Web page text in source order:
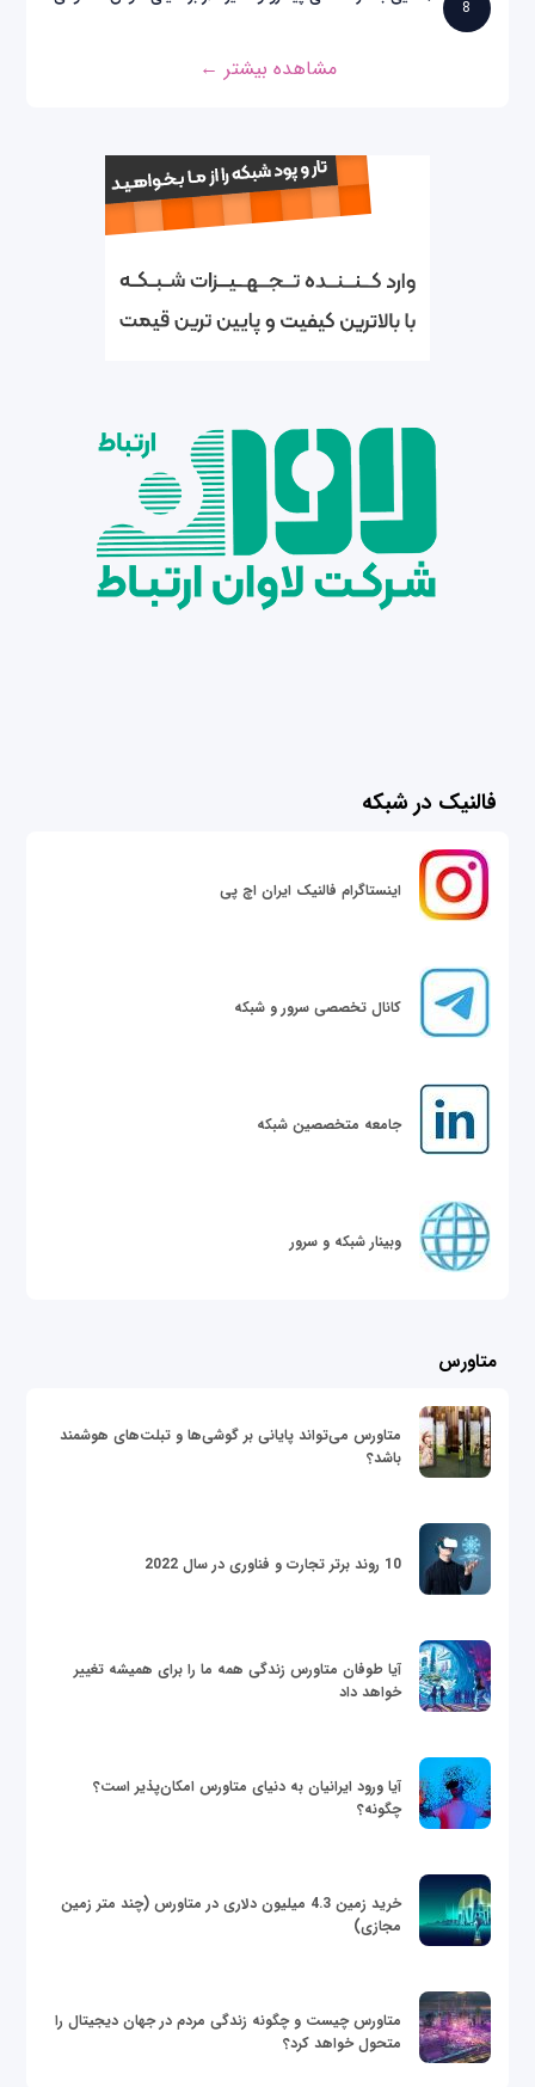
8
مشاهده بیشتر ←
فالنیک در شبکه
اینستاگرام فالنیک ایران اچ پی
کانال تخصصی سرور و شبکه
جامعه متخصصین شبکه
وبینار شبکه و سرور
متاورس
متاورس می‌تواند پایانی بر گوشی‌ها و تبلت‌های هوشمند
باشد؟
10 روند برتر تجارت و فناوری در سال 2022
آیا طوفان متاورس زندگی همه ما را برای همیشه تغییر
خواهد داد
آیا ورود ایرانیان به دنیای متاورس امکان‌پذیر است؟
چگونه؟
خرید زمین 4.3 میلیون دلاری در متاورس (چند متر زمین
مجازی)
متاورس چیست و چگونه زندگی مردم در جهان دیجیتال را
متحول خواهد کرد؟